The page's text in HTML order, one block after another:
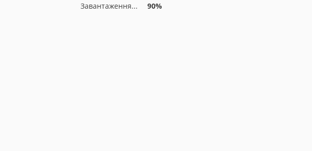
Завантаження... 90%